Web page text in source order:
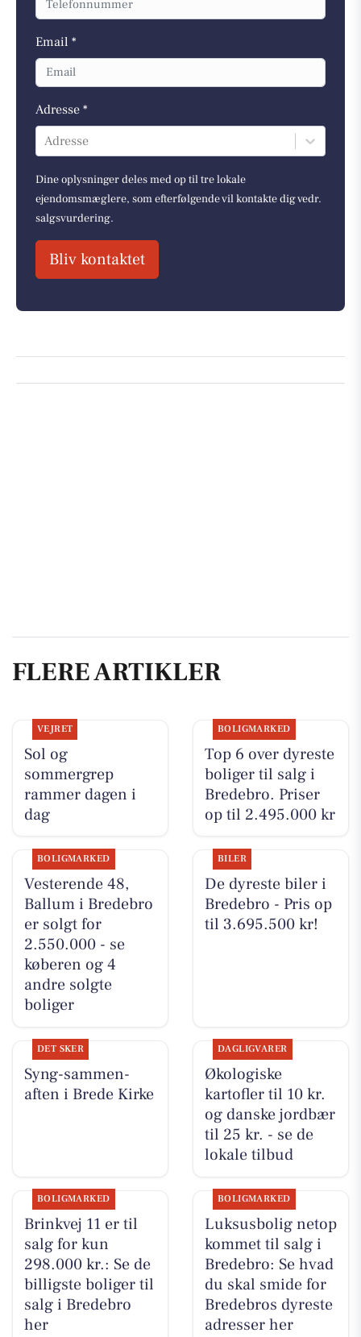
Email *
Adresse *
Adresse
Dine oplysninger deles med op til tre lokale
ejendomsmæglere, som efterfølgende vil kontakte dig vedr.
salgsvurdering.
Bliv kontaktet
FLERE ARTIKLER
VEJRET
Sol og
sommergrep
rammer dagen i
dag
BOLIGMARKED
Top 6 over dyreste
boliger til salg i
Bredebro. Priser
op til 2.495.000 kr
BOLIGMARKED
Vesterende 48,
Ballum i Bredebro
er solgt for
2.550.000 - se
køberen og 4
andre solgte
boliger
BILER
De dyreste biler i
Bredebro - Pris op
til 3.695.500 kr!
DET SKER
Syng-sammen-
aften i Brede Kirke
DAGLIGVARER
Økologiske
kartofler til 10 kr.
og danske jordbær
til 25 kr. - se de
lokale tilbud
BOLIGMARKED
Brinkvej 11 er til
salg for kun
298.000 kr.: Se de
billigste boliger til
salg i Bredebro
her
BOLIGMARKED
Luksusbolig netop
kommet til salg i
Bredebro: Se hvad
du skal smide for
Bredebros dyreste
adresser her